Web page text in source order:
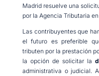
Madrid resuelve una
por la Agencia Tributaria en
Las contribuyentes que
el futuro es preferible
tributen por la prestación
la opción de solicitar la
administrativa o judicial.